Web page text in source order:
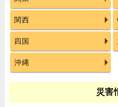
関西
四国
沖縄
災害